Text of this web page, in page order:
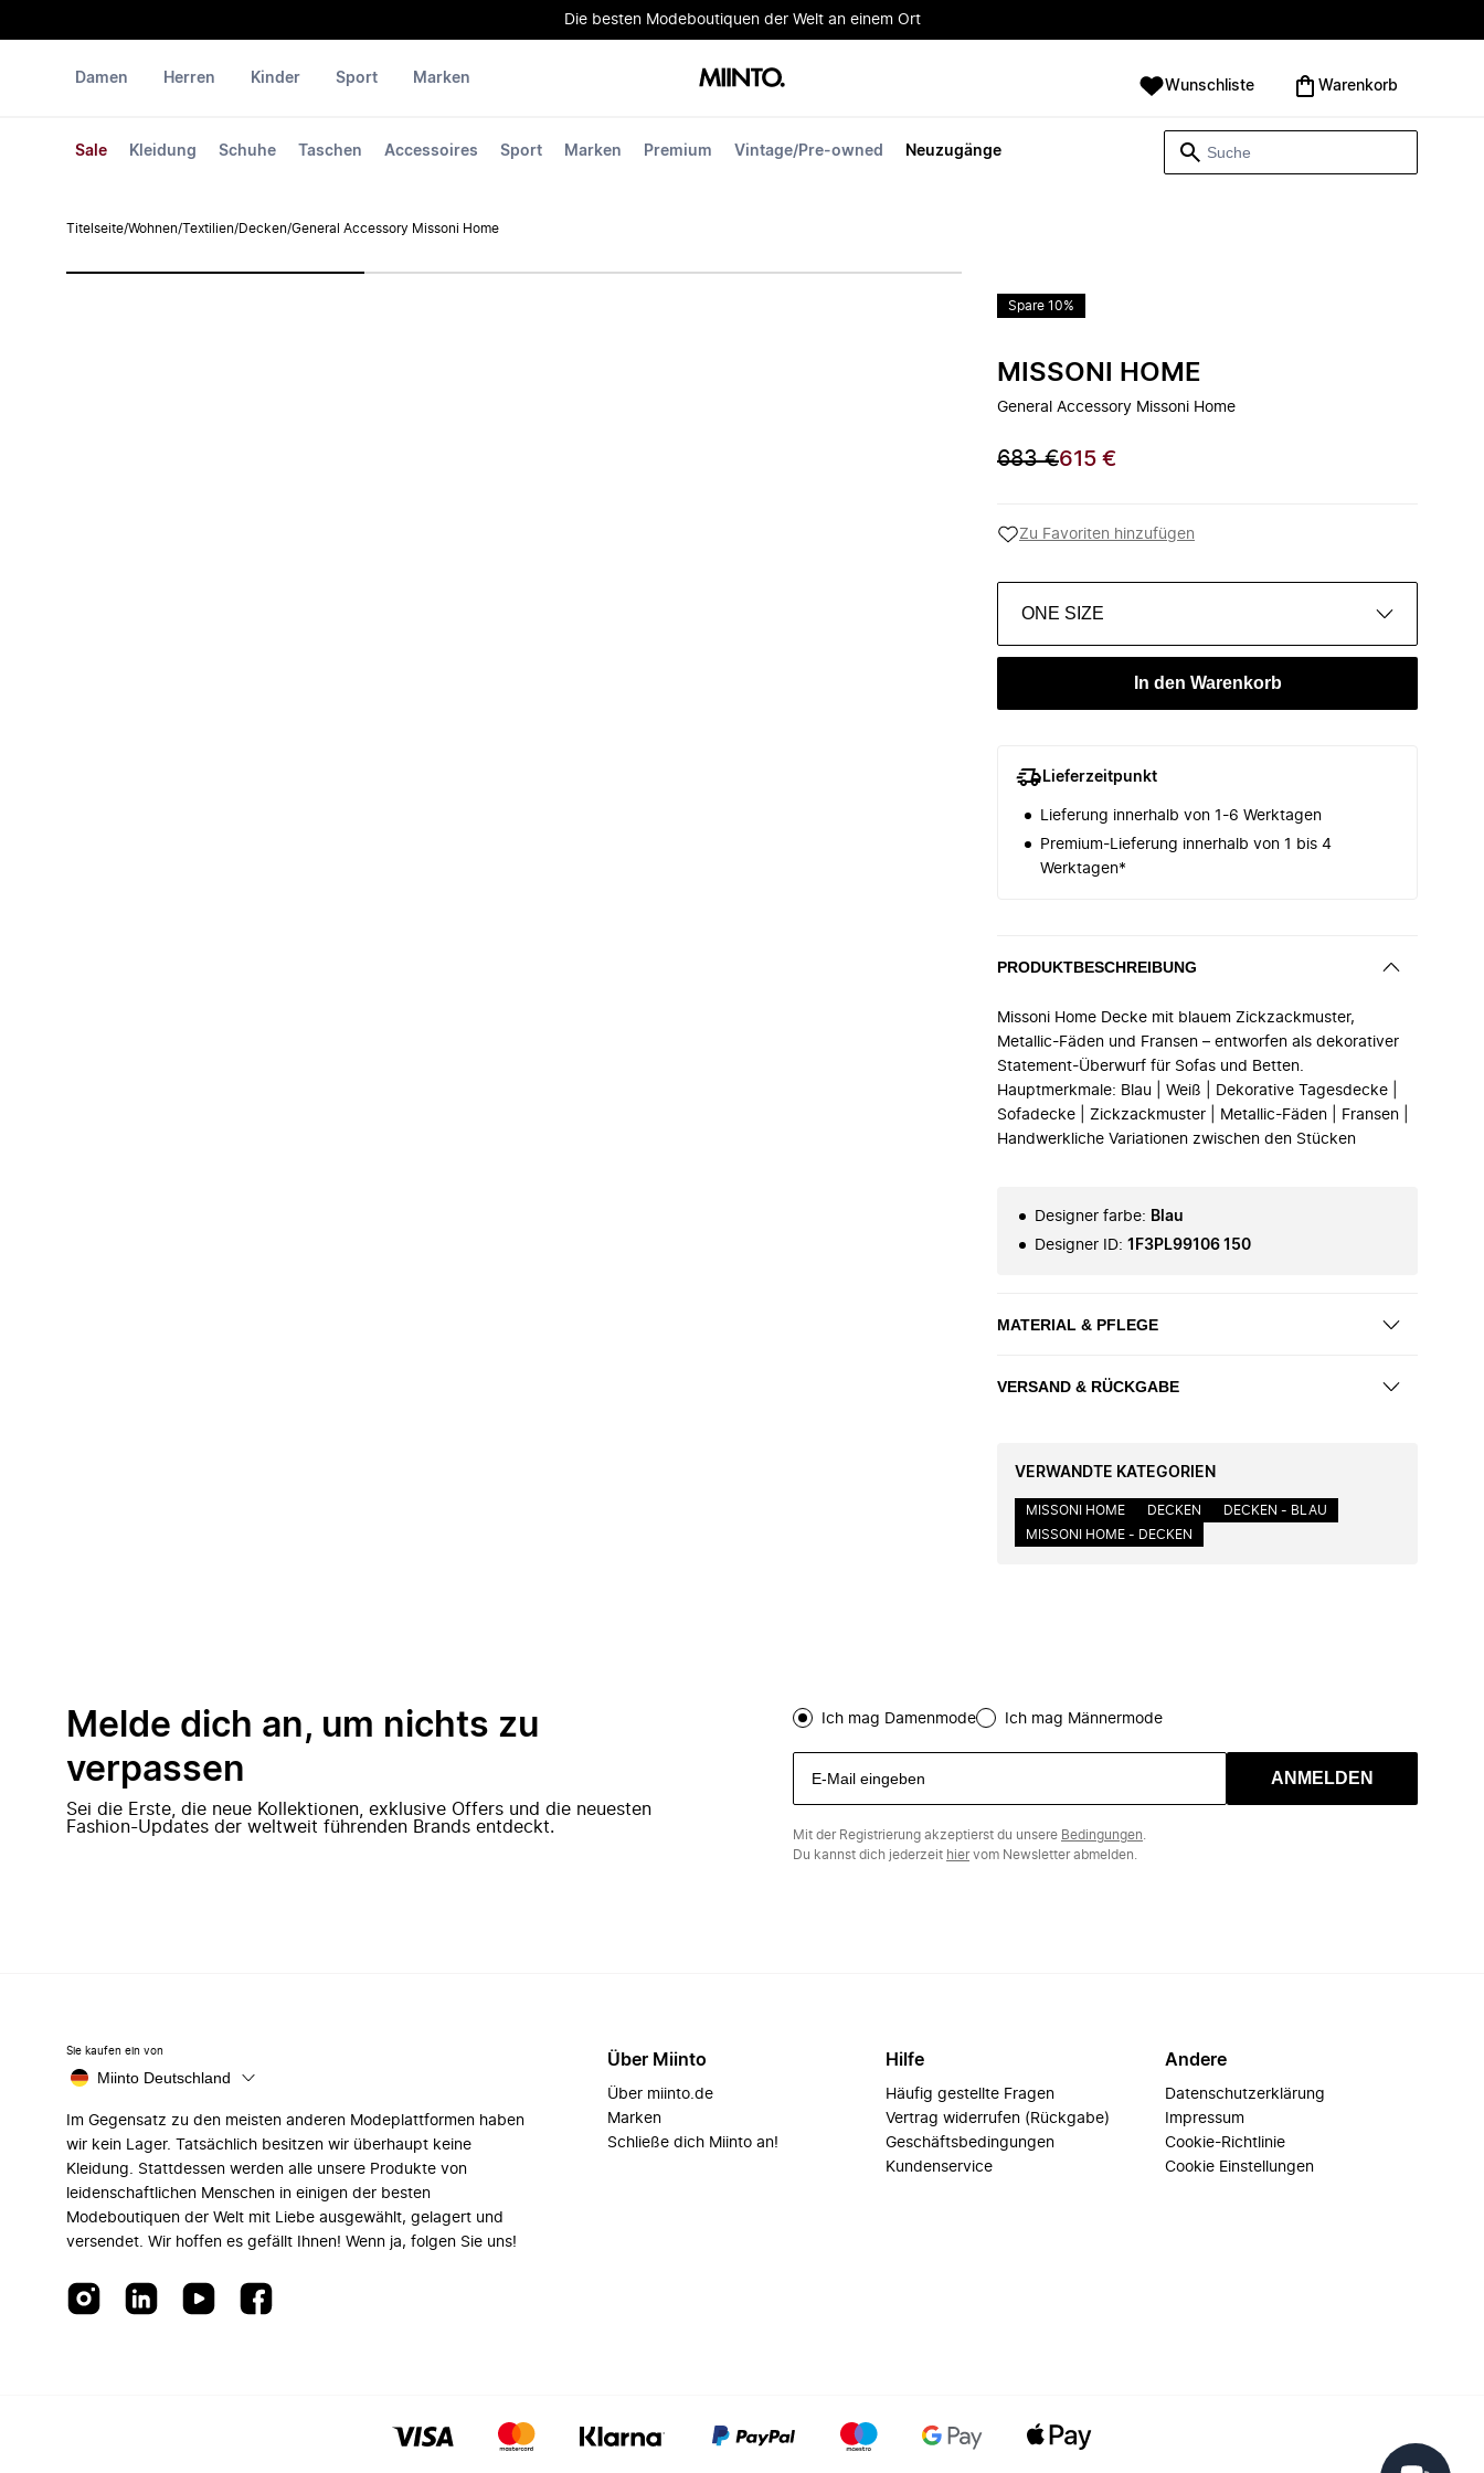
Die besten Modeboutiquen der Welt an einem Ort
Damen
Sale Kleidung Schuhe Taschen Accessoires Sport Marken Premium Vintage/Pre-owned Neuzugänge
Herren Kinder Sport Marken Wunschliste Warenkorb
Titelseite/Wohnen/Textilien/Decken/General Accessory Missoni Home
Spare 10%
MISSONI HOME
General Accessory Missoni Home
683 €615 €
Zu Favoriten hinzufügen
ONE SIZE
In den Warenkorb
Lieferzeitpunkt
Lieferung innerhalb von 1-6 Werktagen
Premium-Lieferung innerhalb von 1 bis 4
Werktagen*
PRODUKTBESCHREIBUNG
Missoni Home Decke mit blauem Zickzackmuster,
Metallic-Fäden und Fransen – entworfen als dekorativer
Statement-Überwurf für Sofas und Betten.
Hauptmerkmale: Blau | Weiß | Dekorative Tagesdecke |
Sofadecke | Zickzackmuster | Metallic-Fäden | Fransen |
Handwerkliche Variationen zwischen den Stücken
Designer farbe: Blau
Designer ID: 1F3PL99106 150
MATERIAL & PFLEGE
VERSAND & RÜCKGABE
VERWANDTE KATEGORIEN
MISSONI HOME DECKEN
DECKEN - BLAU
MISSONI HOME - DECKEN
Melde dich an, um nichts zu
verpassen
Sei die Erste, die neue Kollektionen, exklusive Offers und die neuesten
Fashion-Updates der weltweit führenden Brands entdeckt.
Ich mag Damenmode Ich mag Männermode
ANMELDEN
Mit der Registrierung akzeptierst du unsere Bedingungen
Du kannst dich jederzeit hiervom Newsletter abmelden.
Sie kaufen ein von
Miinto Deutschland
Im Gegensatz zu den meisten anderen Modeplattformen haben
wir kein Lager. Tatsächlich besitzen wir überhaupt keine
Kleidung. Stattdessen werden alle unsere Produkte von
leidenschaftlichen Menschen in einigen der besten
Modeboutiquen der Welt mit Liebe ausgewählt, gelagert und
versendet. Wir hoffen es gefällt Ihnen! Wenn ja, folgen Sie uns!
Über Miinto
Über miinto.de
Marken
Schließe dich Miinto an!
Hilfe
Häufig gestellte Fragen
Vertrag widerrufen (Rückgabe)
Geschäftsbedingungen
Kundenservice
Andere
Datenschutzerklärung
Impressum
Cookie-Richtlinie
Cookie Einstellungen